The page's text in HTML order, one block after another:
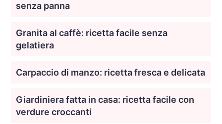
senza panna
Granita al caffè: ricetta facile senza
gelatiera
Carpaccio di manzo: ricetta fresca e delicata
Giardiniera fatta in casa: ricetta facile con
verdure croccanti